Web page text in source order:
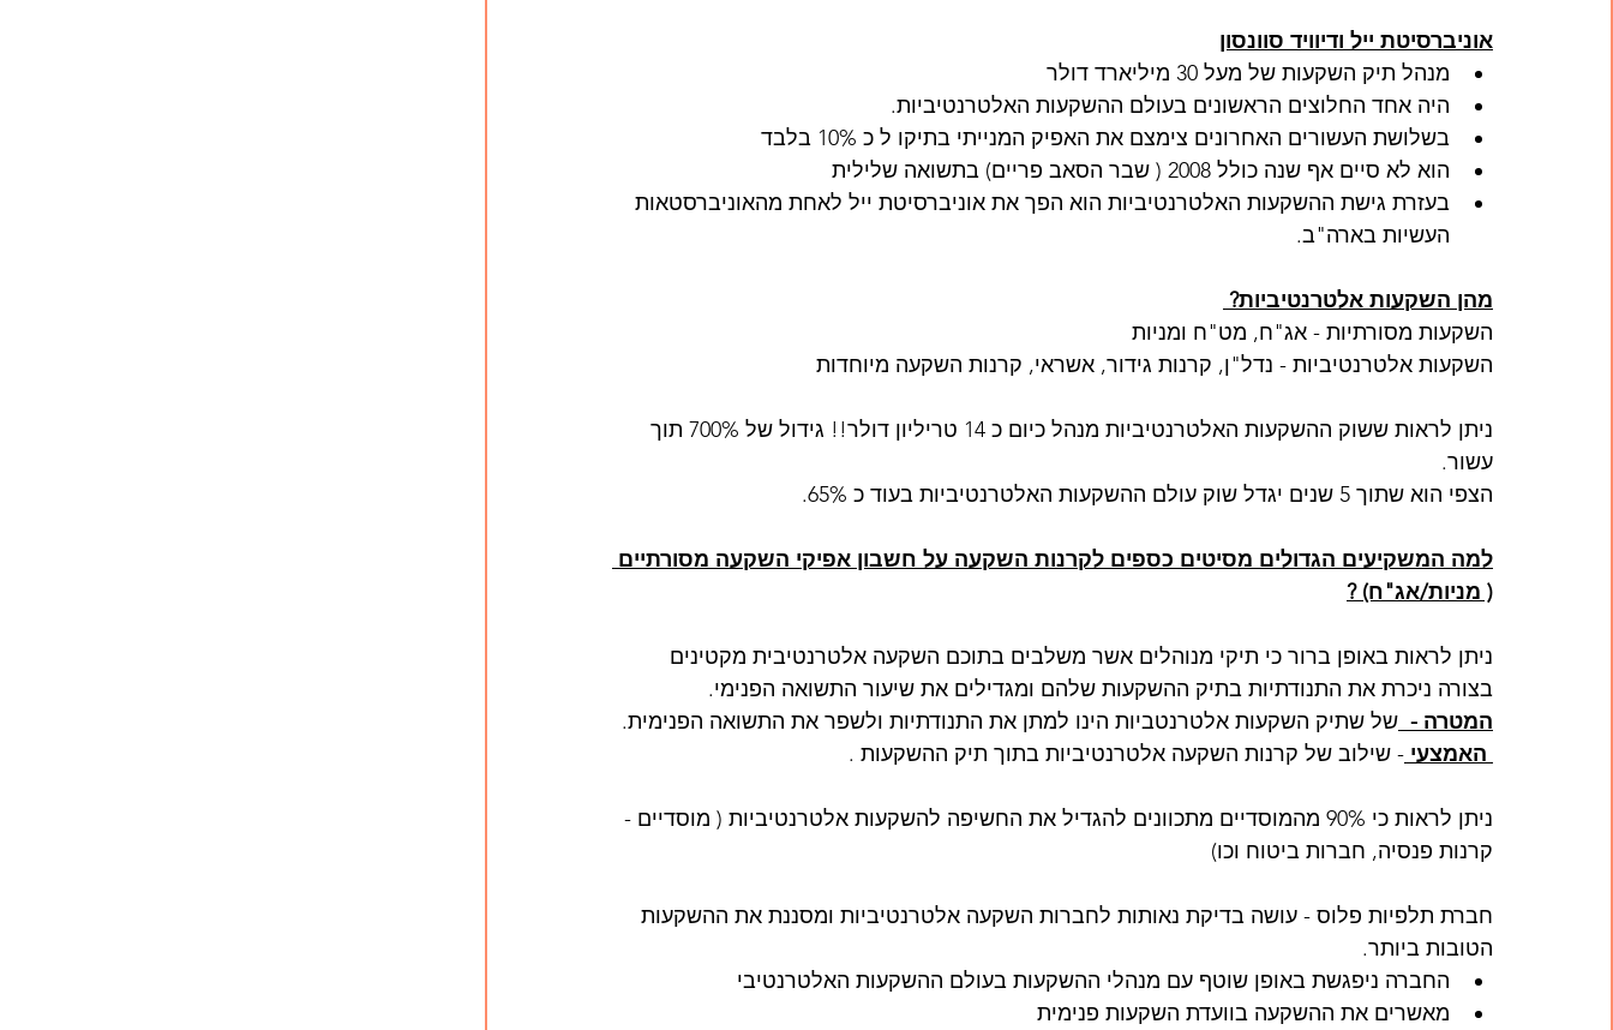
אוניברסיטת ייל ודיוויד סוונסון
מנהל תיק השקעות של מעל 30 מיליארד דולר
היה אחד החלוצים הראשונים בעולם ההשקעות האלטרנטיביות.
בשלושת העשורים האחרונים צימצם את האפיק המנייתי בתיקו ל כ 10% בלבד
הוא לא סיים אף שנה כולל 2008 ( שבר הסאב פריים) בתשואה שלילית
בעזרת גישת ההשקעות האלטרנטיביות הוא הפך את אוניברסיטת ייל לאחת מהאוניברסטאות
העשיות בארה"ב.
מהן השקעות אלטרנטיביות?
השקעות מסורתיות - אג"ח, מט"ח ומניות
השקעות אלטרנטיביות - נדל"ן, קרנות גידור, אשראי, קרנות השקעה מיוחדות
ניתן לראות ששוק ההשקעות האלטרנטיביות מנהל כיום כ 14 טריליון דולר!! גידול של 700% תוך
עשור.
הצפי הוא שתוך 5 שנים יגדל שוק עולם ההשקעות האלטרנטיביות בעוד כ 65%.
למה המשקיעים הגדולים מסיטים כספים לקרנות השקעה על חשבון אפיקי השקעה מסורתיים
( מניות/אג"ח) ?
ניתן לראות באופן ברור כי תיקי מנוהלים אשר משלבים בתוכם השקעה אלטרנטיבית מקטינים
בצורה ניכרת את התנודתיות בתיק ההשקעות שלהם ומגדילים את שיעור התשואה הפנימי.
המטרה - של שתיק השקעות אלטרנטביות הינו למתן את התנודתיות ולשפר את התשואה הפנימית.
- שילוב של קרנות השקעה אלטרנטיביות בתוך תיק ההשקעות .
ניתן לראות כי 90% מהמוסדיים מתכוונים להגדיל את החשיפה להשקעות אלטרנטיביות ( מוסדיים -
קרנות פנסיה, חברות ביטוח וכו)
חברת תלפיות פלוס - עושה בדיקת נאותות לחברות השקעה אלטרנטיביות ומסננת את ההשקעות
הטובות ביותר.
החברה ניפגשת באופן שוטף עם מנהלי ההשקעות בעולם ההשקעות האלטרנטיבי
מאשרים את ההשקעה בוועדת השקעות פנימית